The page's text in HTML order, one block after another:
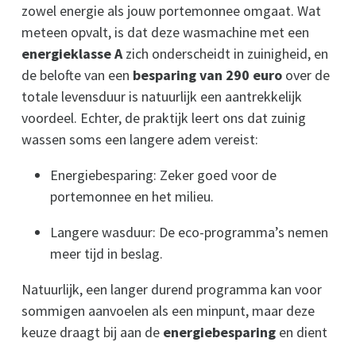
zowel energie als jouw portemonnee omgaat. Wat
meteen opvalt, is dat deze wasmachine met een
energieklasse Azich onderscheidt in zuinigheid, en
de belofte van een besparing van 290 euro over de
totale levensduur is natuurlijk een aantrekkelijk
voordeel. Echter, de praktijk leert ons dat zuinig
wassen soms een langere adem vereist:
Energiebesparing: Zeker goed voor de
portemonnee en het milieu.
Langere wasduur: De eco-programma’s nemen
meer tijd in beslag.
Natuurlijk, een langer durend programma kan voor
sommigen aanvoelen als een minpunt, maar deze
keuze draagt bij aan de energiebesparing en dient